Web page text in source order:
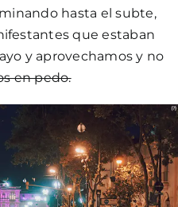
hasta el subte,
que estaban
y aprovechamos y no
en pedo.